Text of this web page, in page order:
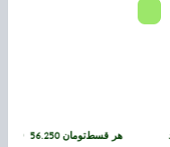
هر قسطتومان56.250
•